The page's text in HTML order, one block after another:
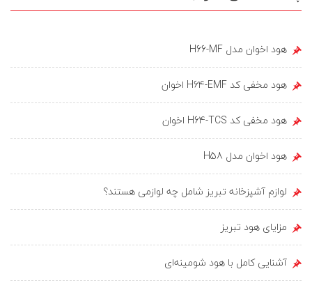
هود اخوان مدل H66-MF
هود مخفی کد H64-EMF اخوان
هود مخفی کد H64-TCS اخوان
هود اخوان مدل H58
لوازم آشپزخانه تبریز شامل چه لوازمی هستند؟
مزایای هود تبریز
آشنایی کامل با هود شومینه‌ای